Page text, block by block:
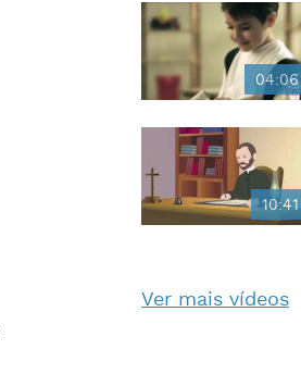
04:06
10:41
Ver mais vídeos